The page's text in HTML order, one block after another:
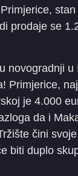
prodaje se
novogradnji u
Primjerice,
je 4.000
da i
čini
biti duplo